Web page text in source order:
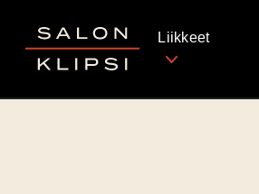
Salon Klipsi
Liikkeet